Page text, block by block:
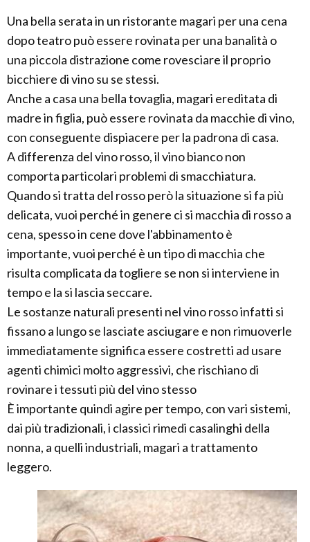
Una bella serata in un ristorante magari per una cena
dopo teatro può essere rovinata per una banalità o
una piccola distrazione come rovesciare il proprio
bicchiere di vino su se stessi.
Anche a casa una bella tovaglia, magari ereditata di
madre in figlia, può essere rovinata da macchie di vino,
con conseguente dispiacere per la padrona di casa.
A differenza del vino rosso, il vino bianco non
comporta particolari problemi di smacchiatura.
Quando si tratta del rosso però la situazione si fa più
delicata, vuoi perché in genere ci si macchia di rosso a
cena, spesso in cene dove l'abbinamento è
importante, vuoi perché è un tipo di macchia che
risulta complicata da togliere se non si interviene in
tempo e la si lascia seccare.
Le sostanze naturali presenti nel vino rosso infatti si
fissano a lungo se lasciate asciugare e non rimuoverle
immediatamente significa essere costretti ad usare
agenti chimici molto aggressivi, che rischiano di
rovinare i tessuti più del vino stesso
È importante quindi agire per tempo, con vari sistemi,
dai più tradizionali, i classici rimedi casalinghi della
nonna, a quelli industriali, magari a trattamento
leggero.